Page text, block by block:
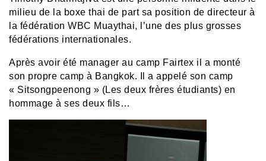
milieu de la boxe thai de part sa position de directeur à
la fédération WBC Muaythai, l’une des plus grosses
fédérations internationales.
Après avoir été manager au camp Fairtex il a monté
son propre camp à Bangkok. Il a appelé son camp
« Sitsongpeenong » (Les deux frères étudiants) en
hommage à ses deux fils…